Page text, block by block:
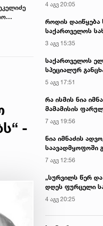
-
4 აგვ 20:05
როდის დაიწყება
საქართველოს
კერძო
3 აგვ 15:35
საქართველოს
სპეციალურ
ავრცელებს
5 აგვ 17:51
რა ისმის ნია
მამამისის
- გიგა ავალიანის
საქმე
7 აგვ 19:56
ნია იმნაძის
საავადმყოფოში
კადრებს
7 აგვ 12:56
„სურვილს წერ
დღეს ფურცელი
და სურვილი
ქართლში
4 აგვ 20:25